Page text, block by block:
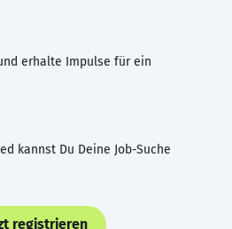
erhalte Impulse für ein
kannst Du Deine Job-Suche
registrieren